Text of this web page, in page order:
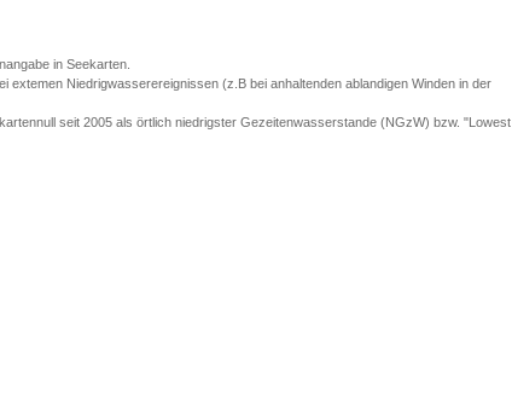
in Seekarten.
extemen Niedrigwasserereignissen (z.B bei anhaltenden ablandigen Winden in der
seit 2005 als örtlich niedrigster Gezeitenwasserstande (NGzW) bzw. "Lowest